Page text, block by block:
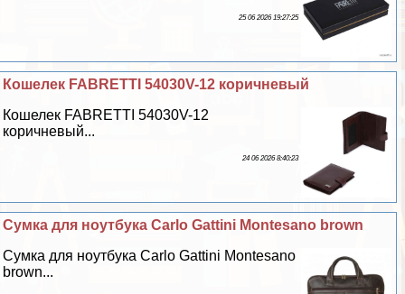
25 06 2026 19:27:25
Кошелек FABRETTI 54030V-12 коричневый
Кошелек FABRETTI 54030V-12
коричневый...
24 06 2026 8:40:23
Сумка для ноутбука Carlo Gattini Montesano brown
Сумка для ноутбука Carlo Gattini Montesano
brown...